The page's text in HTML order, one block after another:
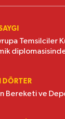
Temsilciler
DÖRTER
Bereketi ve